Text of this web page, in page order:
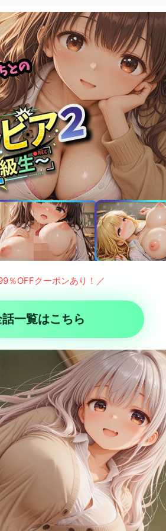
％OFFクーポンあり！／
一覧はこちら